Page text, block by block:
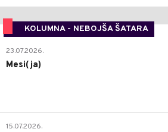
KOLUMNA - NEBOJŠA ŠATARA
23.07.2026.
Mesi(ja)
15.07.2026.